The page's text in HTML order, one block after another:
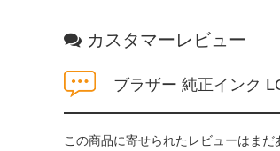
カスタマーレビュー
ブラザー 純正インク
この商品に寄せられたレビューはまだ